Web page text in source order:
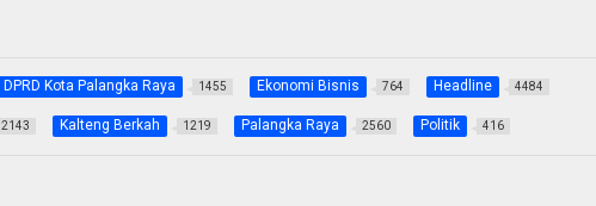
DPRD Kota Palangka Raya 1455 Ekonomi Bisnis 764 Headline 4484
2143 Kalteng Berkah 1219 Palangka Raya 2560 Politik 416